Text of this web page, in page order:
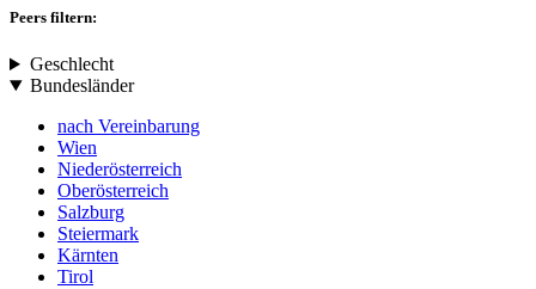
Peers filtern:
Geschlecht
Bundesländer
nach Vereinbarung
Wien
Niederösterreich
Oberösterreich
Salzburg
Steiermark
Kärnten
Tirol